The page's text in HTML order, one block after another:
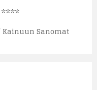
****
Sanomat